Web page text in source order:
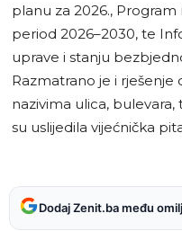
planu za 2026., Program
period 2026–2030, te
uprave i stanju
Razmatrano je i
nazivima ulica,
su uslijedila vijećnička
Dodaj Zenit.ba među